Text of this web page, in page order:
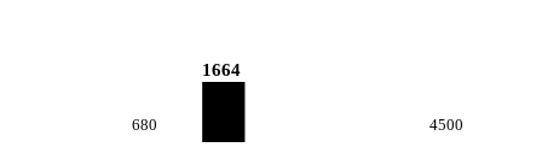
680
1664
4500